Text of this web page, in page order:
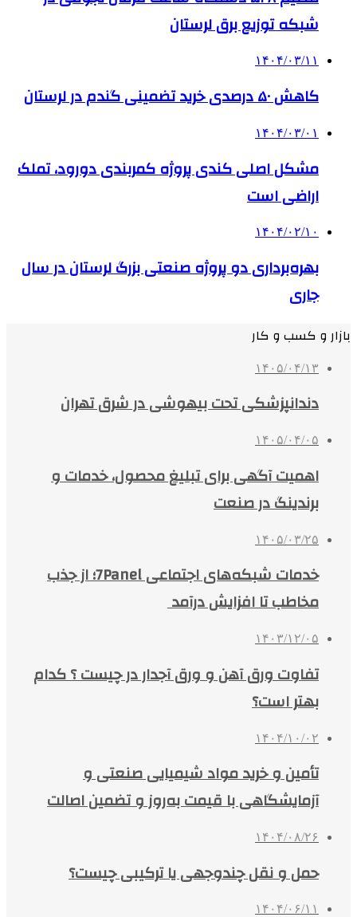
شبکه توزیع برق لرستان
۱۴۰۴/۰۳/۱۱
کاهش ۵۰ درصدی خرید تضمینی گندم در لرستان
۱۴۰۴/۰۳/۰۱
مشکل اصلی کندی پروژه کمربندی دورود، تملک
اراضی است
۱۴۰۴/۰۲/۱۰
بهره‌برداری دو پروژه صنعتی بزرگ لرستان در سال
جاری
بازار و کسب و کار
۱۴۰۵/۰۴/۱۳
دندانپزشکی تحت بیهوشی در شرق تهران
۱۴۰۵/۰۴/۰۵
اهمیت آگهی برای تبلیغ محصول، خدمات و
برندینگ در صنعت
۱۴۰۵/۰۳/۲۵
خدمات شبکه‌های اجتماعی 7Panel؛ از جذب
مخاطب تا افزایش درآمد
۱۴۰۳/۱۲/۰۵
تفاوت ورق آهن و ورق آجدار در چیست ؟ کدام
بهتر است؟
۱۴۰۴/۱۰/۰۲
تأمین و خرید مواد شیمیایی صنعتی و
آزمایشگاهی با قیمت به‌روز و تضمین اصالت
۱۴۰۴/۰۸/۲۶
حمل و نقل چندوجهی یا ترکیبی چیست؟
۱۴۰۴/۰۶/۱۱